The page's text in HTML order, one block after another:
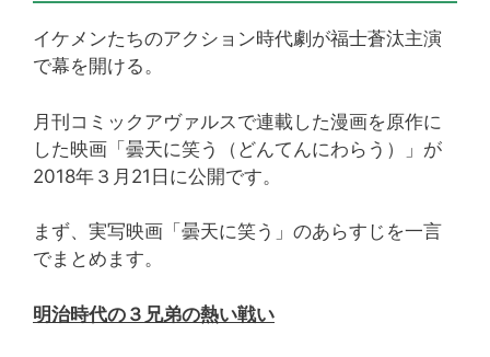
イケメンたちのアクション時代劇が福士蒼汰主演
で幕を開ける。
月刊コミックアヴァルスで連載した漫画を原作に
した映画「曇天に笑う（どんてんにわらう）」が
2018年３月21日に公開です。
まず、実写映画「曇天に笑う」のあらすじを一言
でまとめます。
明治時代の３兄弟の熱い戦い